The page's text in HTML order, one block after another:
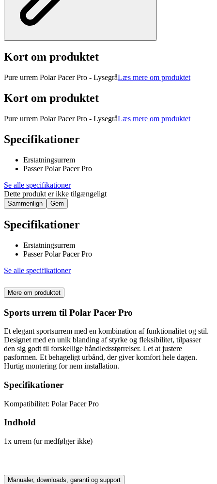
Kort om produktet
Pure urrem Polar Pacer Pro - LysegråLæs mere om produktet
Kort om produktet
Pure urrem Polar Pacer Pro - LysegråLæs mere om produktet
Specifikationer
Erstatningsurrem
Passer Polar Pacer Pro
Se alle specifikationer
Dette produkt er ikke tilgængeligt
Sammenlign Gem
Specifikationer
Erstatningsurrem
Passer Polar Pacer Pro
Se alle specifikationer
Mere om produktet
Sports urrem til Polar Pacer Pro
Et elegant sportsurrem med en kombination af funktionalitet og stil.
Designet med en unik blanding af styrke og fleksibilitet, tilpasser
den sig godt til forskellige håndledsstørrelser. Let at justere
pasformen. Et behageligt urbånd, der giver komfort hele dagen.
Hurtig montering for nem installation.
Specifikationer
Kompatibilitet: Polar Pacer Pro
Indhold
1x urrem (ur medfølger ikke)
Manualer, downloads, garanti og support